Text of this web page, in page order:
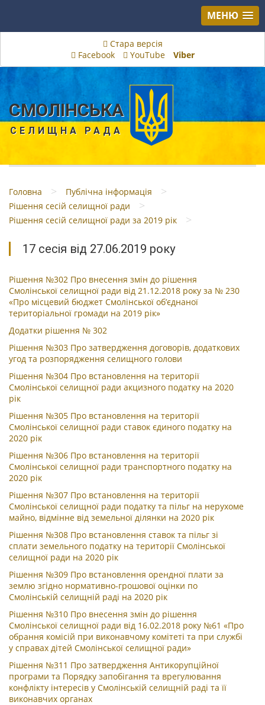
МЕНЮ
Стара версія
Facebook
YouTube Viber
СМОЛІНСЬКА
СЕЛИЩНА РАДА
Головна > Публічна інформація >
Рішення сесій селищної ради >
Рішення сесій селищної ради за 2019 рік >
17 сесія від 27.06.2019 року
Рішення №302 Про внесення змін до рішення
Смолінської селищної ради від 21.12.2018 року за № 230
«Про місцевий бюджет Смолінської об’єднаної
територіальної громади на 2019 рік»
Додатки рішення № 302
Рішення №303 Про затвердження договорів, додаткових
угод та розпорядження селищного голови
Рішення №304 Про встановлення на території
Смолінської селищної ради акцизного податку на 2020
рік
Рішення №305 Про встановлення на території
Смолінської селищної ради ставок єдиного податку на
2020 рік
Рішення №306 Про встановлення на території
Смолінської селищної ради транспортного податку на
2020 рік
Рішення №307 Про встановлення на території
Смолінської селищної ради податку та пільг на нерухоме
майно, відмінне від земельної ділянки на 2020 рік
Рішення №308 Про встановлення ставок та пільг зі
сплати земельного податку на території Смолінської
селищної ради на 2020 рік
Рішення №309 Про встановлення орендної плати за
землю згідно нормативно-грошової оцінки по
Смолінській селищній раді на 2020 рік
Рішення №310 Про внесення змін до рішення
Смолінської селищної ради від 16.02.2018 року №61 «Про
обрання комісій при виконавчому комітеті та при службі
у справах дітей Смолінської селищної ради»
Рішення №311 Про затвердження Антикорупційної
програми та Порядку запобігання та врегулювання
конфлікту інтересів у Смолінській селищній раді та її
виконавчих органах